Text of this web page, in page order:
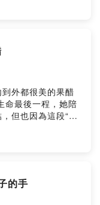
評，即便是在疫
所有人都可以上
有跟客人喝酒就
外都很美的果醋
命最後一程，她陪
但也因為這段“看
果醋有許多好
的手